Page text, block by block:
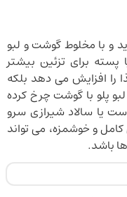
و با مخلوط گوشت و لبو
پسته برای تزئین بیشتر
را افزایش می دهد بلکه
پلو با گوشت چرخ کرده
یا سالاد شیرازی سرو
و خوشمزه، می تواند
باشد.